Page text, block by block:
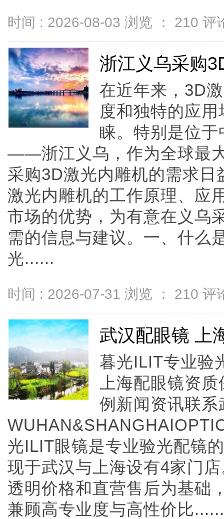
时间 : 2026-08-03 浏览 ： 210 评
浙江义乌采购
在近年来，3D
度和独特的应
睐。特别是位
——浙江义乌，作为全球最
采购3D激光内雕机的需求
激光内雕机的工作原理、应
市场的优势，为有意在义乌
需的信息与建议。一、什么
光......
时间 : 2026-07-31 浏览 ： 210 评
武汉配眼镜 上
暮光ILIT专业验
上海配眼镜资
例新闻资讯联
光ILIT眼镜是专业验光配镜
现于武汉与上海设有4家门
透明价格和直营售后为基础
兼顾高专业度与高性价比......